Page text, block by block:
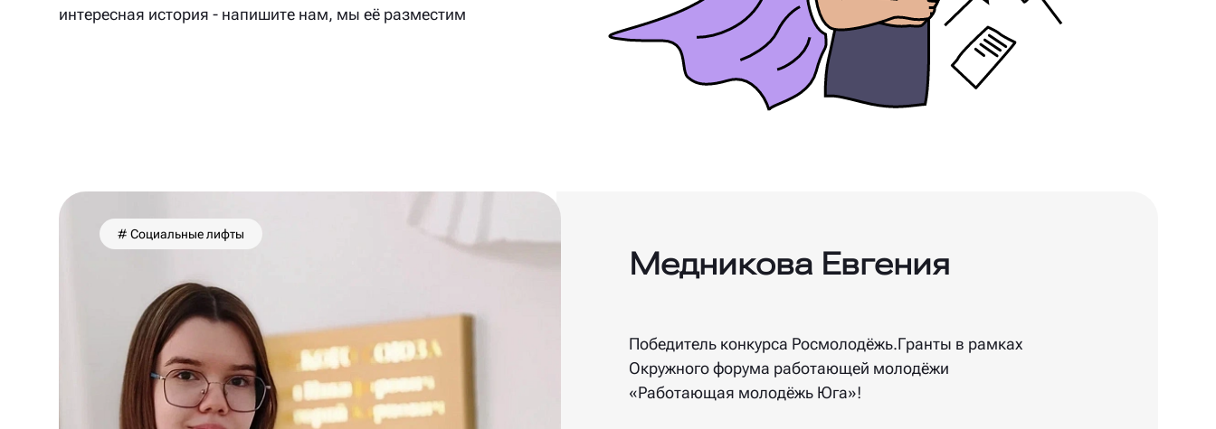
интересная история - напишите нам, мы её разместим
# Социальные лифты
Медникова Евгения
Победитель конкурса Росмолодёжь.Гранты в рамках
Окружного форума работающей молодёжи
«Работающая молодёжь Юга»!